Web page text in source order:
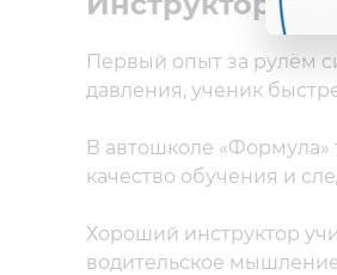
Первый опыт за рулём
давления, ученик
В автошколе «Формула»
качество обучения и
Хороший инструктор
водительское